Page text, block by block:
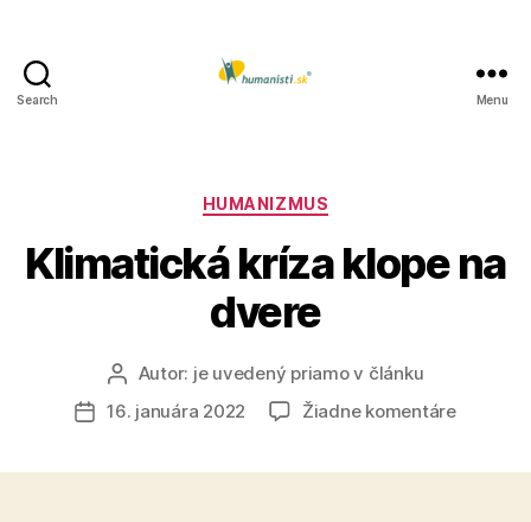
Search Menu
Kategórie
HUMANIZMUS
Klimatická kríza klope na
dvere
Autor
článku
Autor: je uvedený priamo v článku
Dátum
16. januára 2022 Žiadne komentárena